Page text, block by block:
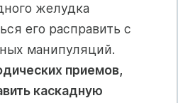
желудка
его расправить с
манипуляций.
приемов,
каскадную